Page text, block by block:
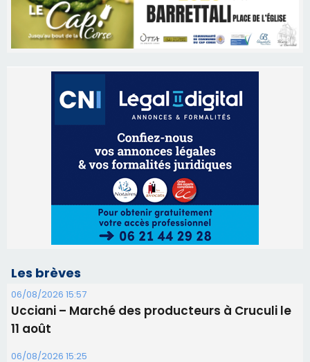
Les brèves
Ucciani – Marché des producteurs à Cruculi le
Corte – L’association A Nuciola organise une
projection sous les étoiles
Alata - Soirée Tango Argentin au stade de San
Benedetto
05/08/2026 09:53
Biguglia : messe de la Sainte-Marie et
procession le 14 août